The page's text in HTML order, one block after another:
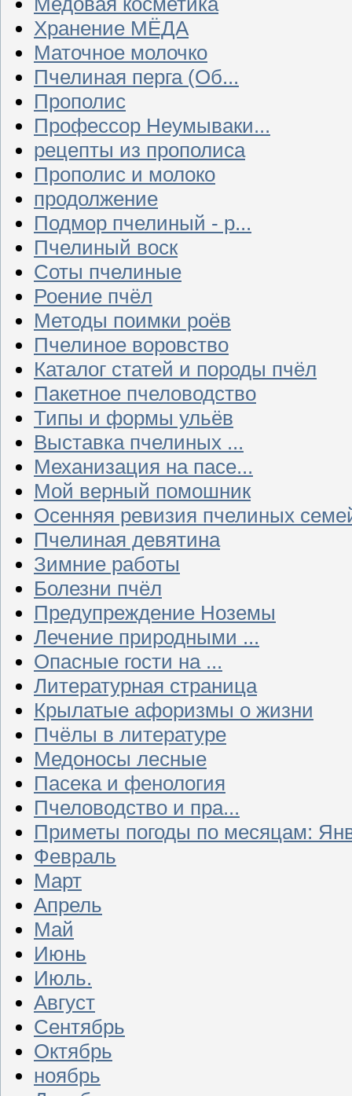
Хранение МЁДА
Маточное молочко
Пчелиная перга (Об...
Прополис
Профессор Неумываки...
рецепты из прополиса
Прополис и молоко
продолжение
Подмор пчелиный - р...
Пчелиный воск
Соты пчелиные
Роение пчёл
Методы поимки роёв
Пчелиное воровство
Каталог статей и породы пчёл
Пакетное пчеловодство
Типы и формы ульёв
Выставка пчелиных ...
Механизация на пасе...
Мой верный помошник
Осенняя ревизия пчелиных
Пчелиная девятина
Зимние работы
Болезни пчёл
Предупреждение Ноземы
Лечение природными ...
Опасные гости на ...
Литературная страница
Крылатые афоризмы о жизни
Пчёлы в литературе
Медоносы лесные
Пасека и фенология
Пчеловодство и пра...
Приметы погоды по месяцам:
Февраль
Март
Апрель
Май
Июнь
Июль.
Август
Сентябрь
Октябрь
ноябрь